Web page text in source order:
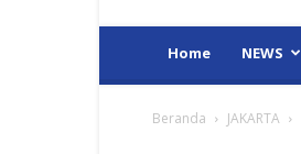
Home NEWS
Beranda JAKARTA